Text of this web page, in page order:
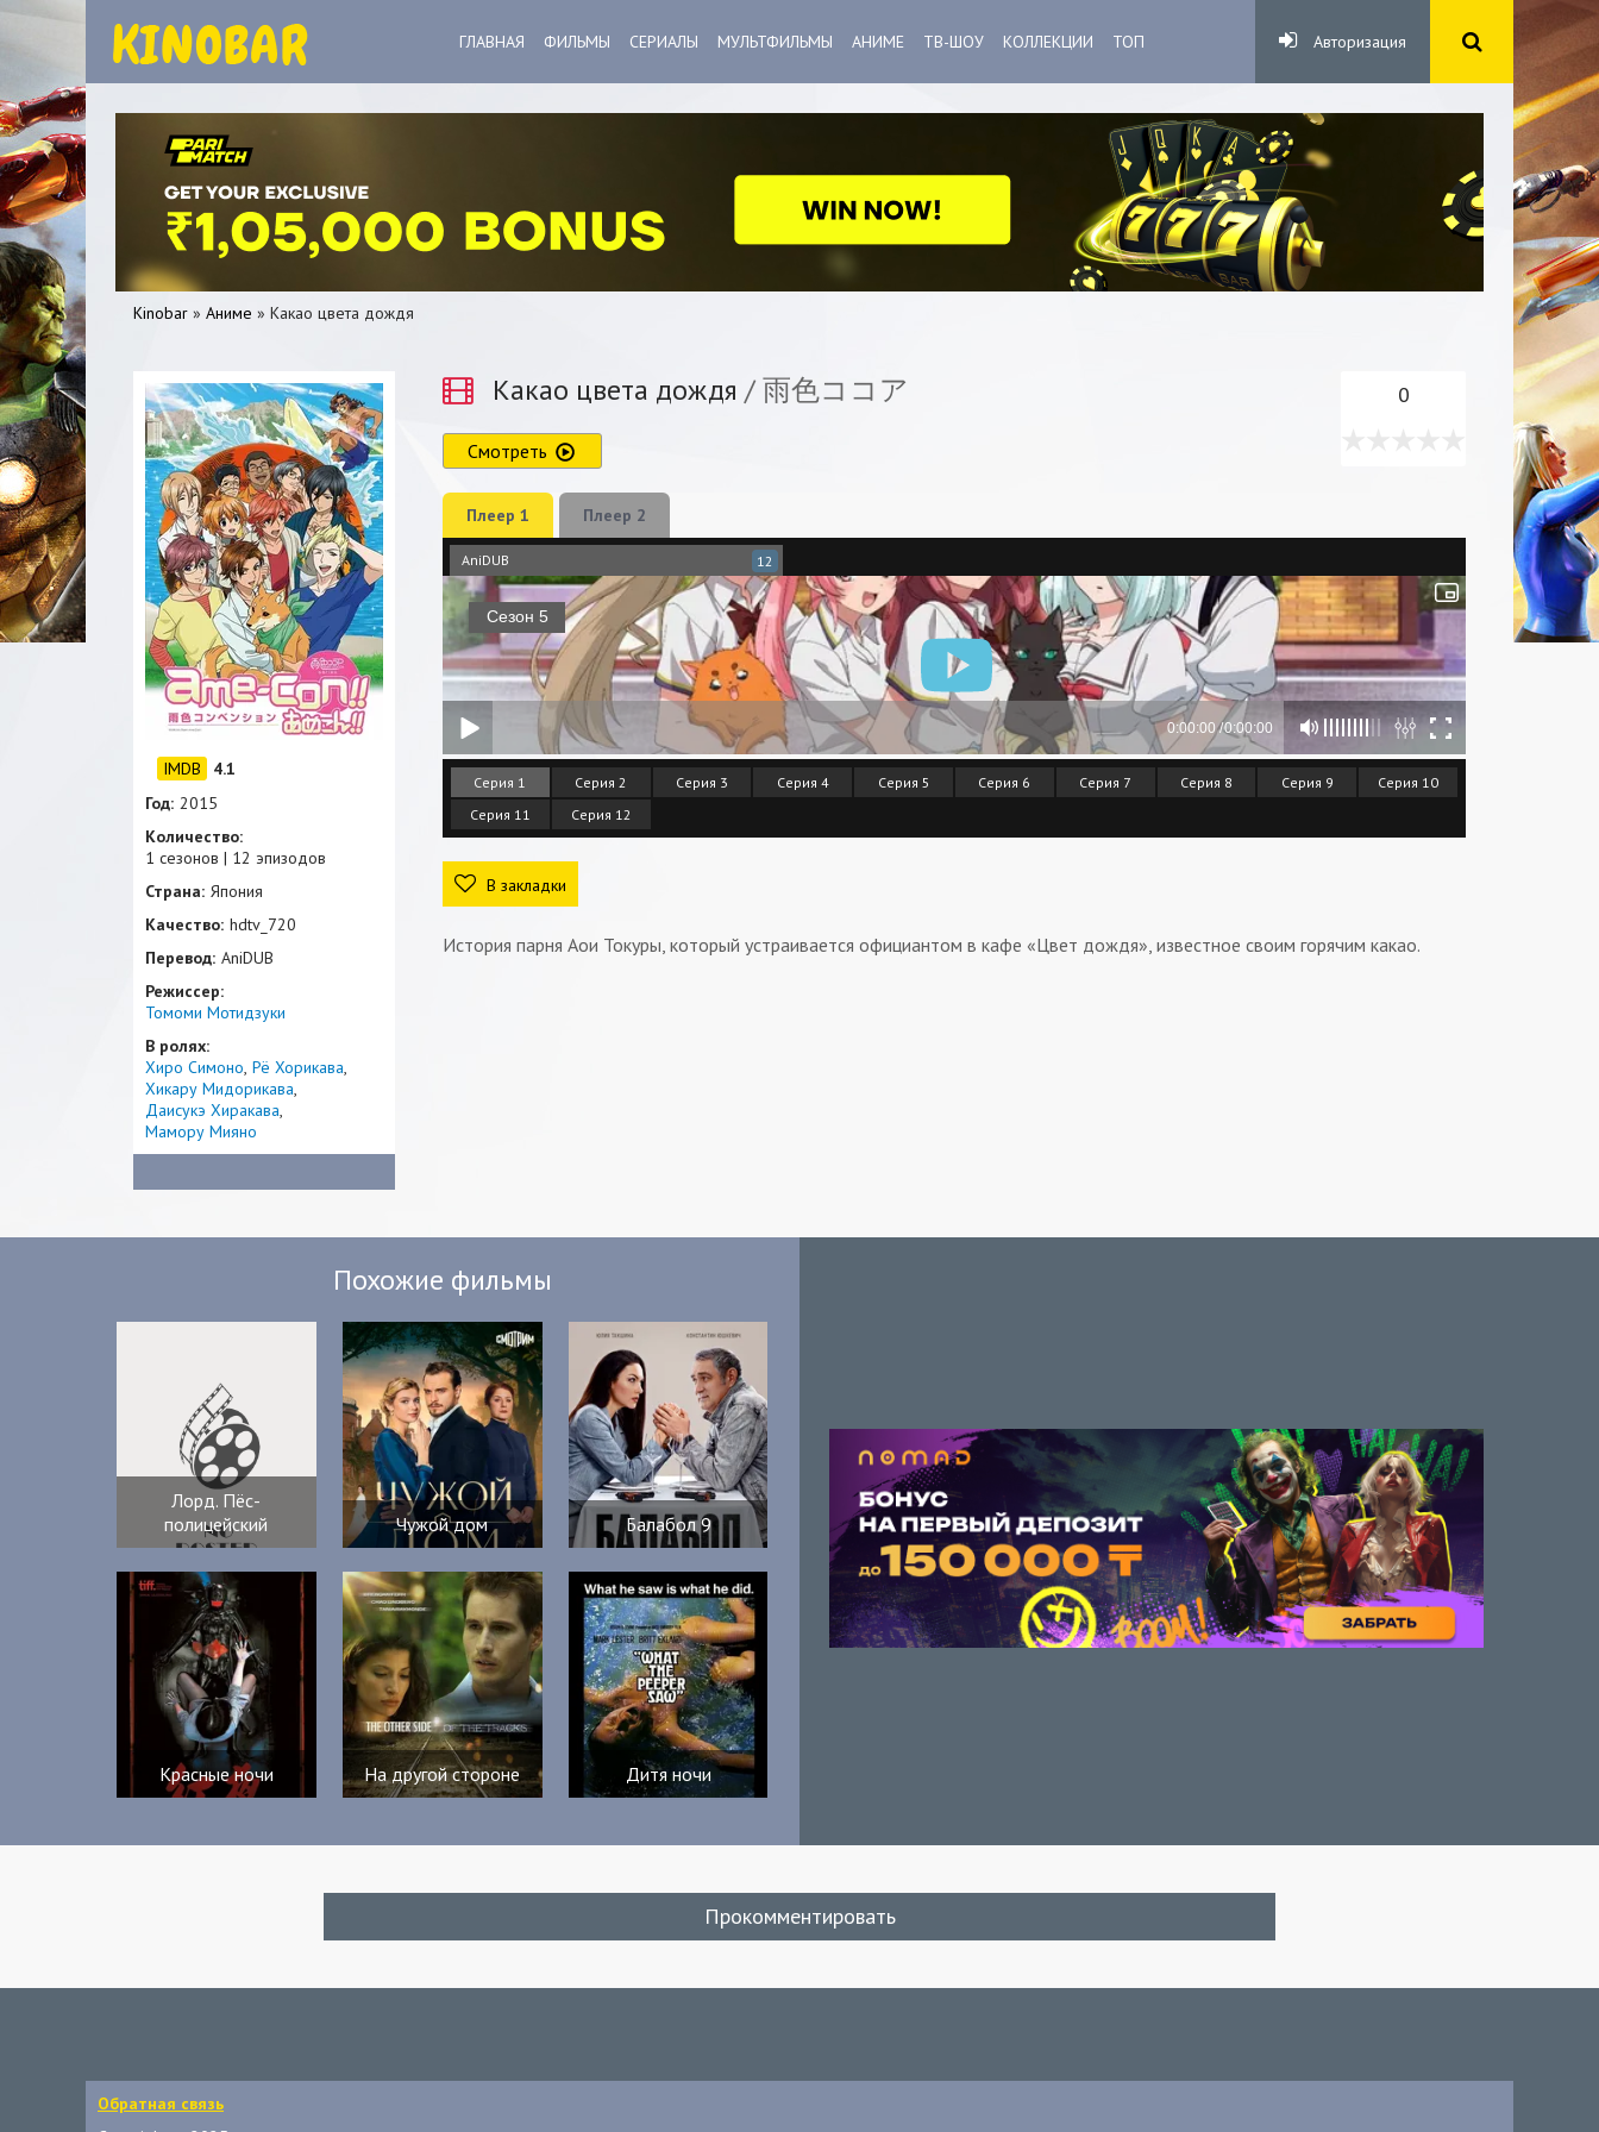
ГЛАВНАЯ ФИЛЬМЫ СЕРИАЛЫ МУЛЬТФИЛЬМЫ АНИМЕ ТВ-ШОУ КОЛЛЕКЦИИ ТОП Авторизация
Kinobar » Аниме » Какао цвета дождя
Какао цвета дождя / 雨色ココア 0
0
1 2 3 4 5 Смотреть
Плеер 1 Плеер 2
AniDUB 12
Серия 1 Серия 2 Серия 3 Серия 4 Серия 5 Серия 6 Серия 7 Серия 8 Серия 9
Серия 10
Серия 11
Серия 12
В закладки
История парня Аои Токуры, который устраивается официантом в кафе «Цвет дождя», известное своим горячим какао.
4.1
Год: 2015
Количество:
1 сезонов | 12 эпизодов
Страна: Япония
Качество: hdtv_720
Перевод: AniDUB
Режиссер:
Томоми Мотидзуки
В ролях:
Хиро Симоно Рё Хорикава
Хикару Мидорикава
Даисукэ Хиракава
Мамору Мияно
Похожие фильмы
Лорд. Пёс-
полицейский
Чужой дом Балабол 9
Красные ночи На другой стороне Дитя ночи
Прокомментировать
Обратная связь